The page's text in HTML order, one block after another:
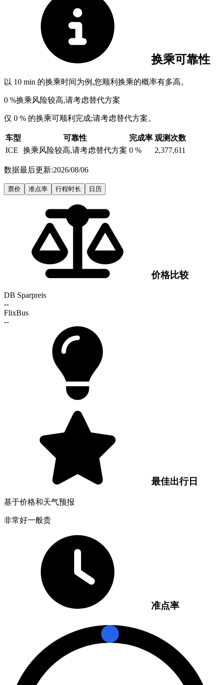
换乘可靠性
以 10 min 的换乘时间为例,您顺利换乘的概率有多高。
0 %换乘风险较高,请考虑替代方案
仅 0 % 的换乘可顺利完成;请考虑替代方案。
车型 可靠性 完成率 观测次数
ICE
换乘风险较高,请考虑替代方案 0 % 2,377,611
数据最后更新:2026/08/06
票价 准点率 行程时长 日历
价格比较
DB Sparpreis
--
FlixBus
--
最佳出行日
基于价格和天气预报
非常好一般贵
准点率